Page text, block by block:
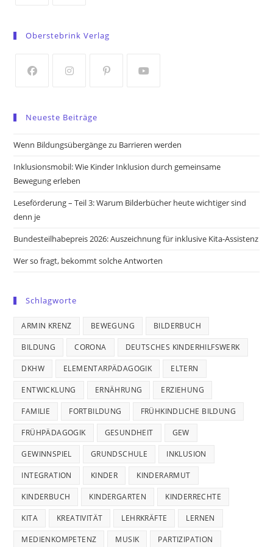
a
tab
tab
Oberstebrink Verlag
a
new
new
a
new
new
Neueste Beiträge
Wenn Bildungsübergänge zu Barrieren werden
Inklusionsmobil: Wie Kinder Inklusion durch gemeinsame
Bewegung erleben
Leseförderung – Teil 3: Warum Bilderbücher heute wichtiger sind
denn je
Bundesteilhabepreis 2026: Auszeichnung für inklusive Kita-Assistenz
Wer so fragt, bekommt solche Antworten
Schlagworte
ARMIN KRENZ BEWEGUNG BILDERBUCH
BILDUNG CORONA DEUTSCHES KINDERHILFSWERK
DKHW ELEMENTARPÄDAGOGIK ELTERN
ENTWICKLUNG ERNÄHRUNG ERZIEHUNG
FAMILIE FORTBILDUNG FRÜHKINDLICHE BILDUNG
FRÜHPÄDAGOGIK GESUNDHEIT GEW
GEWINNSPIEL GRUNDSCHULE INKLUSION
INTEGRATION KINDER KINDERARMUT
KINDERBUCH KINDERGARTEN KINDERRECHTE
KITA KREATIVITÄT LEHRKRÄFTE LERNEN
MEDIENKOMPETENZ MUSIK PARTIZIPATION